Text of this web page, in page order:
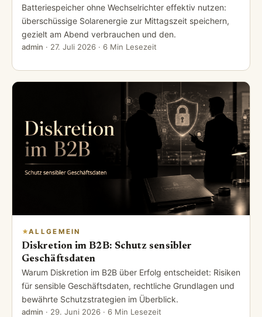
Batteriespeicher ohne Wechselrichter effektiv nutzen:
überschüssige Solarenergie zur Mittagszeit speichern,
gezielt am Abend verbrauchen und den.
admin · 27. Juli 2026 · 6 Min Lesezeit
ALLGEMEIN
Diskretion im B2B: Schutz sensibler
Geschäftsdaten
Warum Diskretion im B2B über Erfolg entscheidet: Risiken
für sensible Geschäftsdaten, rechtliche Grundlagen und
bewährte Schutzstrategien im Überblick.
admin · 29. Juni 2026 · 6 Min Lesezeit